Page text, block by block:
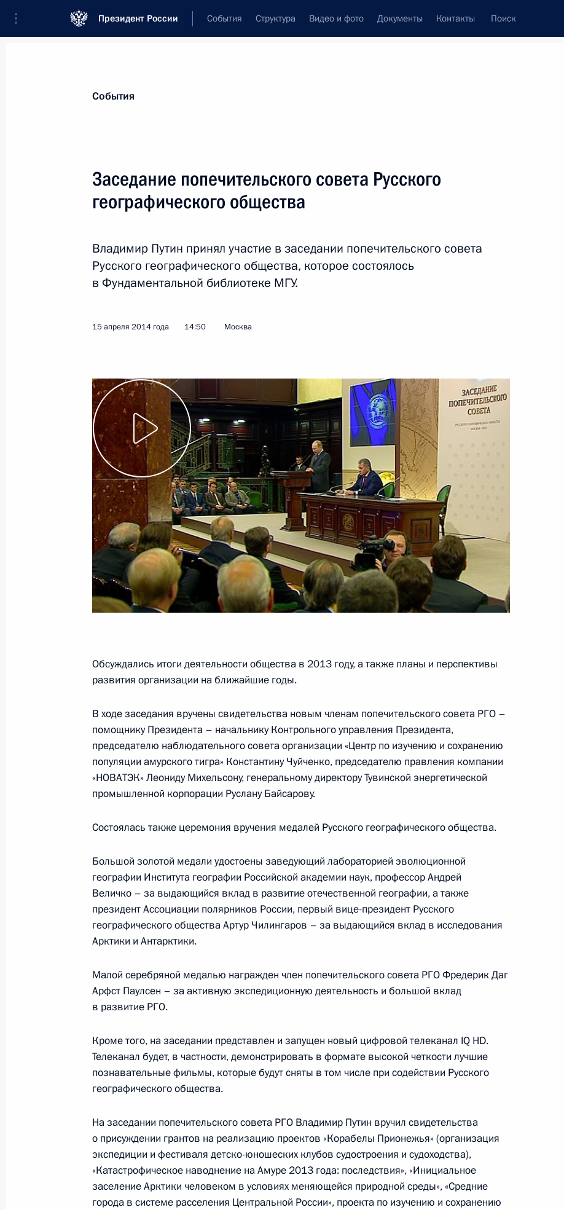
Президент России События Структура Видео и фото Документы Контакты Поиск
Показать следующие материалы
Посещение Национального центра управления обороной
Заседание попечительского совета Русского географического
общества
15 апреля 2014 года, 14:50
Поручение руководителям ряда министерств и ведомств в связи
с принятием Крыма и Севастополя в состав России
23 марта 2014 года, 10:00
Совещание с постоянными членами Совета Безопасности
Рабочая встреча с Министром обороны Сергеем Шойгу
Ракетоносец «Александр Невский» принят в боевой состав ВМФ
России
23 декабря 2013 года, 13:15
образования
15 ноября 2013 года, 17:45
Совещание с руководителями министерств финансов, труда,
30 сентября 2013 года, 10:20
Подписано соглашение о сотрудничестве Евроазиатского центра
изучения дальневосточного леопарда и Русского
географического общества
25 сентября 2013 года, 11:00
Перечень поручений по итогам заседания Совета по развитию
гражданского общества и правам человека
24 сентября 2013 года, 12:00
События
Заседание попечительского совета Русского
географического общества
Владимир Путин принял участие в заседании попечительского совета
Русского географического общества, которое состоялось
в Фундаментальной библиотеке МГУ.
15 апреля 2014 года 14:50 Москва
Обсуждались итоги деятельности общества в 2013 году, а также планы и перспективы
развития организации на ближайшие годы.
В ходе заседания вручены свидетельства новым членам попечительского совета РГО –
помощнику Президента – начальнику Контрольного управления Президента,
председателю наблюдательного совета организации «Центр по изучению и сохранению
популяции амурского тигра» Константину Чуйченко, председателю правления компании
«НОВАТЭК» Леониду Михельсону, генеральному директору Тувинской энергетической
промышленной корпорации Руслану Байсарову.
Состоялась также церемония вручения медалей Русского географического общества.
Большой золотой медали удостоены заведующий лабораторией эволюционной
географии Института географии Российской академии наук, профессор Андрей
Величко – за выдающийся вклад в развитие отечественной географии, а также
президент Ассоциации полярников России, первый вице-президент Русского
географического общества Артур Чилингаров – за выдающийся вклад в исследования
Арктики и Антарктики.
Малой серебряной медалью награжден член попечительского совета РГО Фредерик Даг
Арфст Паулсен – за активную экспедиционную деятельность и большой вклад
в развитие РГО.
Кроме того, на заседании представлен и запущен новый цифровой телеканал IQ HD.
Телеканал будет, в частности, демонстрировать в формате высокой четкости лучшие
познавательные фильмы, которые будут сняты в том числе при содействии Русского
географического общества.
На заседании попечительского совета РГО Владимир Путин вручил свидетельства
о присуждении грантов на реализацию проектов «Корабелы Прионежья» (организация
экспедиции и фестиваля детско-юношеских клубов судостроения и судоходства),
«Катастрофическое наводнение на Амуре 2013 года: последствия», «Инициальное
заселение Арктики человеком в условиях меняющейся природной среды», «Средние
города в системе расселения Центральной России», проекта по изучению и сохранению